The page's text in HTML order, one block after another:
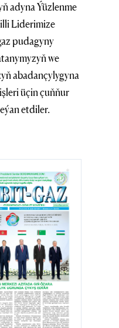
adyna Ýüzlenme
Liderimize
pudagyny
we
abadançylygyna
üçin çuňňur
etdiler.